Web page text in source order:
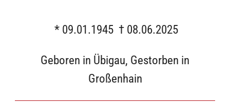
* 09.01.1945 † 08.06.2025
Geboren in Übigau, Gestorben in
Großenhain